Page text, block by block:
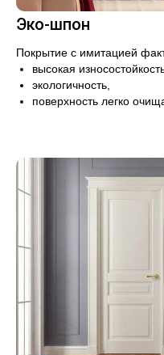
Эко-шпон
Покрытие с имитацией
высокая
экологичность,
поверхность легко